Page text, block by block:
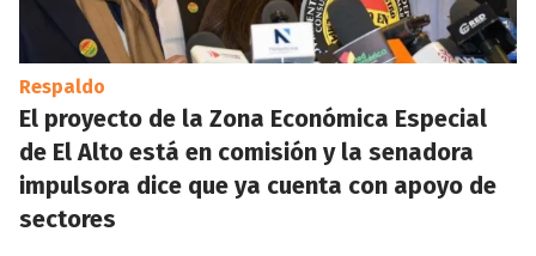
Respaldo
El proyecto de la Zona Económica Especial
de El Alto está en comisión y la senadora
impulsora dice que ya cuenta con apoyo de
sectores